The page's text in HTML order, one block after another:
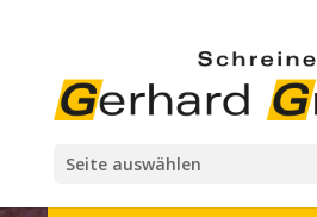
Seite auswählen